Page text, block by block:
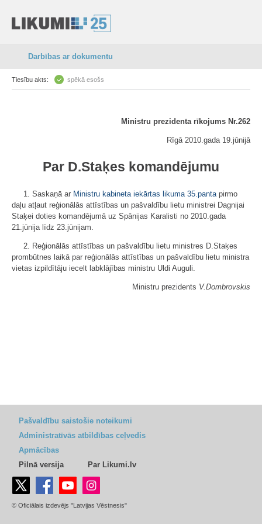
Darbības ar dokumentu
Tiesību akts: spēkā esošs
Ministru prezidenta rīkojums Nr.262
Rīgā 2010.gada 19.jūnijā
Par D.Staķes komandējumu
1. Saskaņā ar Ministru kabineta iekārtas likuma 35.pantapirmo
daļu atļaut reģionālās attīstības un pašvaldību lietu ministrei Dagnijai
Staķei doties komandējumā uz Spānijas Karalisti no 2010.gada
21.jūnija līdz 23.jūnijam.
2. Reģionālās attīstības un pašvaldību lietu ministres D.Staķes
prombūtnes laikā par reģionālās attīstības un pašvaldību lietu ministra
vietas izpildītāju iecelt labklājības ministru Uldi Auguli.
Ministru prezidents V.Dombrovskis
Pašvaldību saistošie noteikumi
Administratīvās atbildības ceļvedis
Apmācības
Pilnā versija
Par Likumi.lv
© Oficiālais izdevējs "Latvijas Vēstnesis"